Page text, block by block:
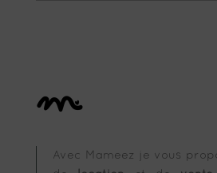
Avec Mameez je vous